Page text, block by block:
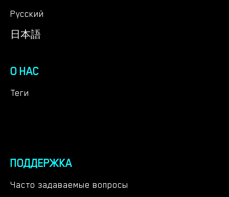
Русский
日本語
О НАС
Теги
ПОДДЕРЖКА
Часто задаваемые вопросы